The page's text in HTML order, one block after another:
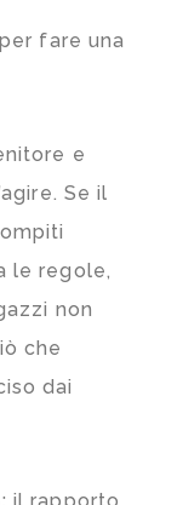
fare una
e
Se il
le regole,
non
che
dai
il rapporto